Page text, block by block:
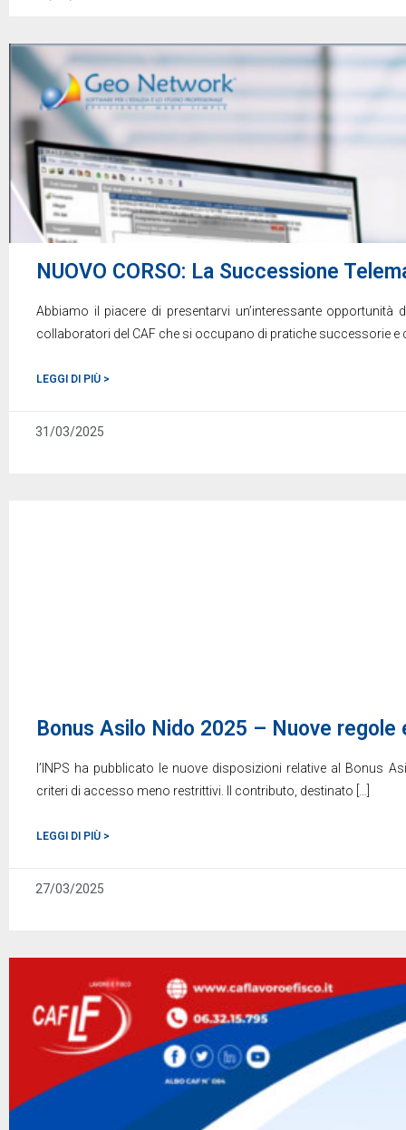
NUOVO CORSO: La Successione
Abbiamo il piacere di presentarvi un’interessante
collaboratori del CAF che si occupano di pratiche successorie e
LEGGI DI PIÙ >
31/03/2025
Bonus Asilo Nido 2025 – Nuove
l’INPS ha pubblicato le nuove disposizioni relative al Bonus
criteri di accesso meno restrittivi. Il contributo, destinato
LEGGI DI PIÙ >
27/03/2025